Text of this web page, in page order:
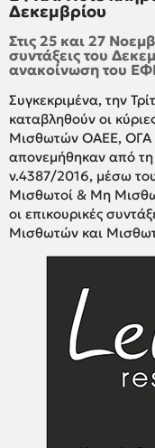
Δεκεμβρίου
Στις 25 και 27
συντάξεις του
ανακοίνωση του
Συγκεκριμένα, την
καταβληθούν οι
Μισθωτών ΟΑΕΕ, ΟΓΑ
απονεμήθηκαν από
ν.4387/2016, μέσω
Μισθωτοί & Μη
οι επικουρικές
Μισθωτών και